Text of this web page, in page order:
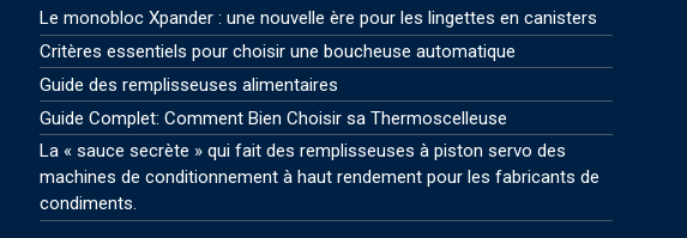
Le monobloc Xpander : une nouvelle ère pour les lingettes en canisters
Critères essentiels pour choisir une boucheuse automatique
Guide des remplisseuses alimentaires
Guide Complet: Comment Bien Choisir sa Thermoscelleuse
La « sauce secrète » qui fait des remplisseuses à piston servo des
machines de conditionnement à haut rendement pour les fabricants de
condiments.